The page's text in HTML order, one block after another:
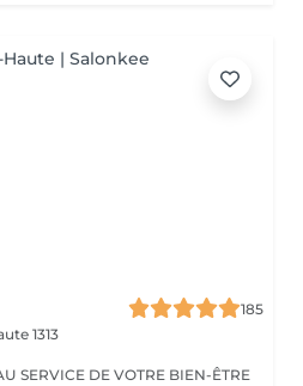
185
1313
SERVICE DE VOTRE BIEN-ÊTRE